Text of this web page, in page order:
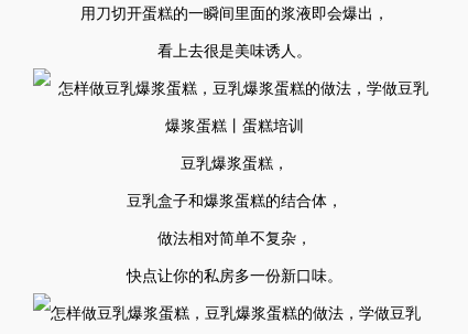
用刀切开蛋糕的一瞬间里面的浆液即会爆出，
看上去很是美味诱人。
豆乳爆浆蛋糕，
豆乳盒子和爆浆蛋糕的结合体，
做法相对简单不复杂，
快点让你的私房多一份新口味。